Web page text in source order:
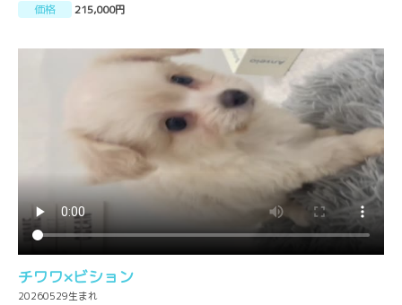
価格
215,000円
チワワ×ビション
20260529生まれ